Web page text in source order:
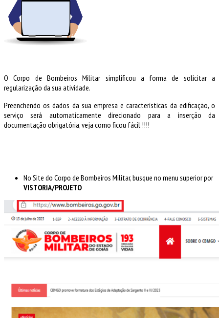
O Corpo de Bombeiros Militar simplificou a forma de solicitar a
regularização da sua atividade.
Preenchendo os dados da sua empresa e características da edificação, o
serviço será automaticamente direcionado para a inserção da
documentação obrigatória, veja como ficou fácil !!!!
No Site do Corpo de Bombeiros Militar, busque no menu superior por
VISTORIA/PROJETO